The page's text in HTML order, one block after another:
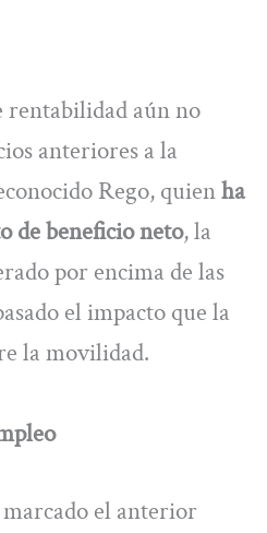
rentabilidad aún no
anteriores a la
Rego, quienha
de beneficio neto, la
por encima de las
el impacto que la
la movilidad.
el anterior